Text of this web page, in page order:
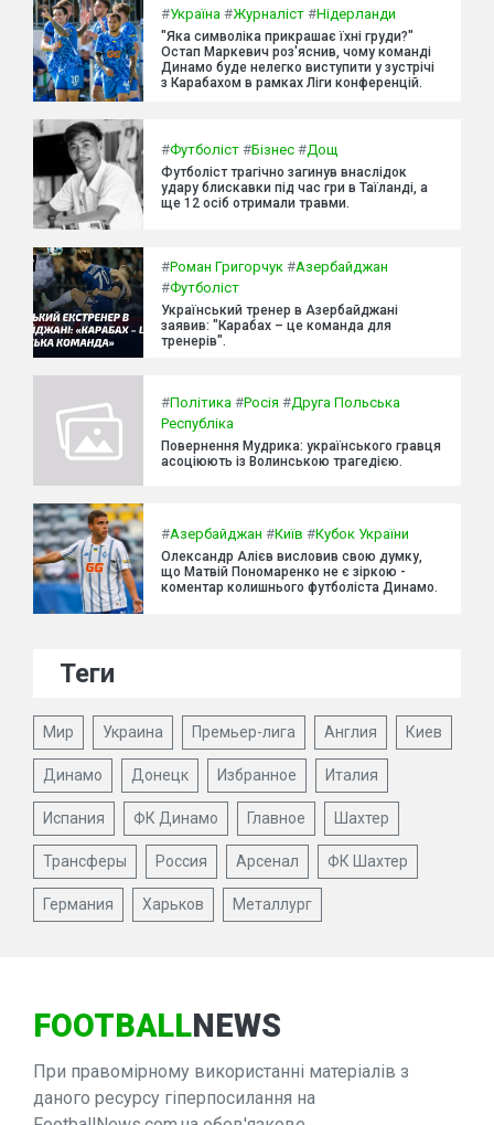
#Україна #Журналіст #Нідерланди
"Яка символіка прикрашає їхні груди?"
Остап Маркевич роз'яснив, чому команді
Динамо буде нелегко виступити у зустрічі
з Карабахом в рамках Ліги конференцій.
#Футболіст #Бізнес #Дощ
Футболіст трагічно загинув внаслідок
удару блискавки під час гри в Таїланді, а
ще 12 осіб отримали травми.
#Роман Григорчук #Азербайджан
#Футболіст
Український тренер в Азербайджані
заявив: "Карабах – це команда для
тренерів".
#Політика #Росія #Друга Польська
Республіка
Повернення Мудрика: українського гравця
асоціюють із Волинською трагедією.
#Азербайджан #Київ #Кубок України
Олександр Алієв висловив свою думку,
що Матвій Пономаренко не є зіркою -
коментар колишнього футболіста Динамо.
Теги
Мир Украина Премьер-лига Англия Киев
Динамо Донецк Избранное Италия
Испания ФК Динамо Главное Шахтер
Трансферы Россия Арсенал ФК Шахтер
Германия Харьков Металлург
FOOTBALLNEWS
При правомірному використанні матеріалів з
даного ресурсу гіперпосилання на